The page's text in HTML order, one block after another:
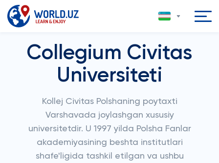
Collegium Civitas
Universiteti
Kollej Civitas Polshaning poytaxti
Varshavada joylashgan xususiy
universitetdir. U 1997 yilda Polsha Fanlar
akademiyasining beshta institutlari
shafe'ligida tashkil etilgan va ushbu